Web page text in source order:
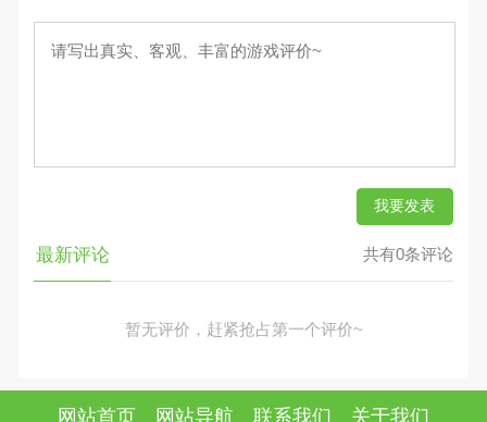
我要发表
最新评论 共有0条评论
暂无评价，赶紧抢占第一个评价~
网站首页 网站导航 联系我们 关于我们